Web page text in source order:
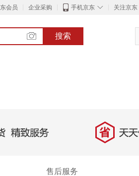
会员 企业采购 ◇
手机京东 关注京东
搜索
精致服务 省 天天低
售后服务